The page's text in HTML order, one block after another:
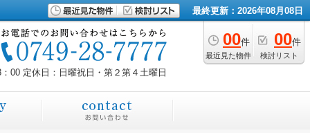
最終更新：2026年08月08日
00件
最近見た物件
00件
検討リスト
00 定休日：日曜祝日・第２第４土曜日